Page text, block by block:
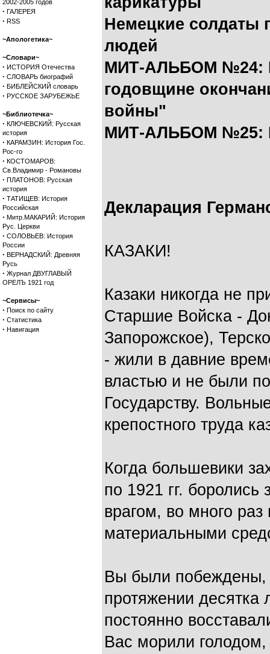
2002-2005 годов
· ГАЛЕРЕЯ
· RSS
~Апологетика~
~Словари~
· ИСТОРИЯ Отечества
· СЛОВАРЬ биографий
· БИБЛЕЙСКИЙ словарь
· РУССКОЕ ЗАРУБЕЖЬЕ
~Библиотечка~
· КЛЮЧЕВСКИЙ: Русская
история
· КАРАМЗИН: История Гос.
Рос-го
· КОСТОМАРОВ:
Св.Владимир - Романовы
· ПЛАТОНОВ: Русская
история
· ТАТИЩЕВ: История
Российская
· Митр.МАКАРИЙ: История
Рус. Церкви
· СОЛОВЬЕВ: История
России
· ВЕРНАДСКИЙ: Древняя
Русь
· Журнал ДВУГЛАВЫЙ
ОРЕЛЪ 1921 год
~Сервисы~
· Поиск по сайту
· Статистика
· Навигация
Немецкие солдаты
людей
МИТ-АЛЬБОМ №24:
годовщине
войны"
МИТ-АЛЬБОМ №25:
Декларация
КАЗАКИ!
Казаки никогда не
Старшие Войска -
Запорожское),
- жили в давние
властью и не были
Государству.
крепостного труда
Когда большевики
по 1921 гг.
врагом, во много
материальными
Вы были
протяжении десятка
постоянно
Вас морили